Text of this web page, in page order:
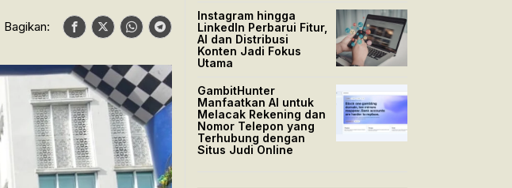
Bagikan:
Instagram hingga
LinkedIn Perbarui Fitur,
AI dan Distribusi
Konten Jadi Fokus
Utama
GambitHunter
Manfaatkan AI untuk
Melacak Rekening dan
Nomor Telepon yang
Terhubung dengan
Situs Judi Online